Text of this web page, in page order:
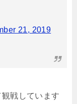
21, 2019
戦しています